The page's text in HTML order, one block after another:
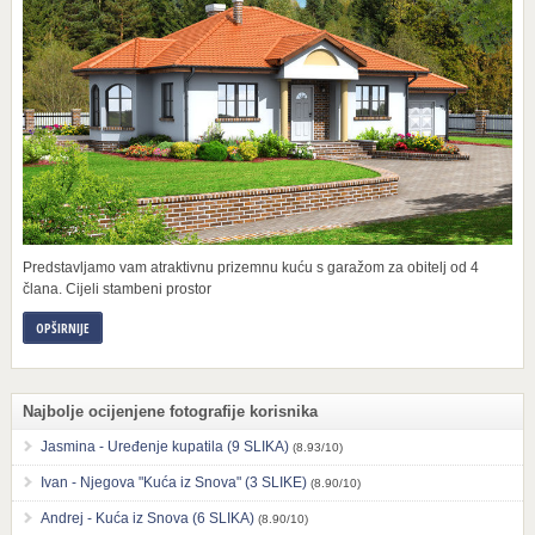
Predstavljamo vam atraktivnu prizemnu kuću s garažom za obitelj od 4
člana. Cijeli stambeni prostor
OPŠIRNIJE
Najbolje ocijenjene fotografije korisnika
Jasmina - Uređenje kupatila (9 SLIKA) (8.93/10)
Ivan - Njegova "Kuća iz Snova" (3 SLIKE) (8.90/10)
Andrej - Kuća iz Snova (6 SLIKA) (8.90/10)